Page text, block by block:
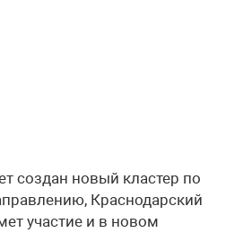
создан новый кластер по
Краснодарский
участие и в новом